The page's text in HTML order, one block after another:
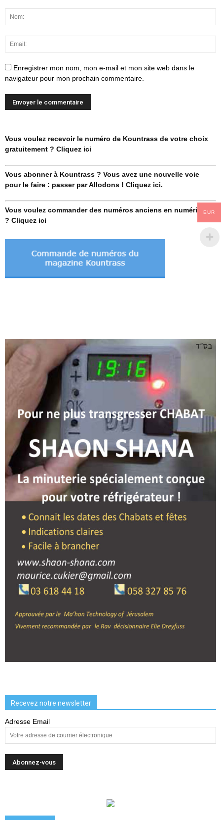
Enregistrer mon nom, mon e-mail et mon site web dans le
navigateur pour mon prochain commentaire.
Vous voulez recevoir le numéro de Kountrass de votre choix
gratuitement ? Cliquez ici
Vous abonner à Kountrass ? Vous avez une nouvelle voie
pour le faire : passer par Allodons ! Cliquez ici.
Vous voulez commander des numéros anciens en numérique
? Cliquez ici
Recevez notre newsletter
Adresse Email
EUR